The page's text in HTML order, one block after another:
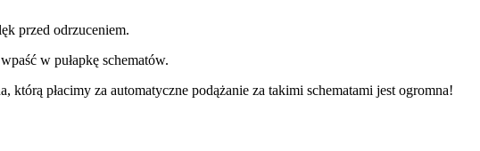
przed odrzuceniem.
w pułapkę schematów.
którą płacimy za automatyczne podążanie za takimi schematami jest ogromna!